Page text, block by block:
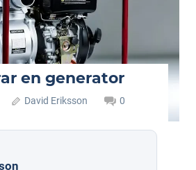
en generator
David Eriksson 0